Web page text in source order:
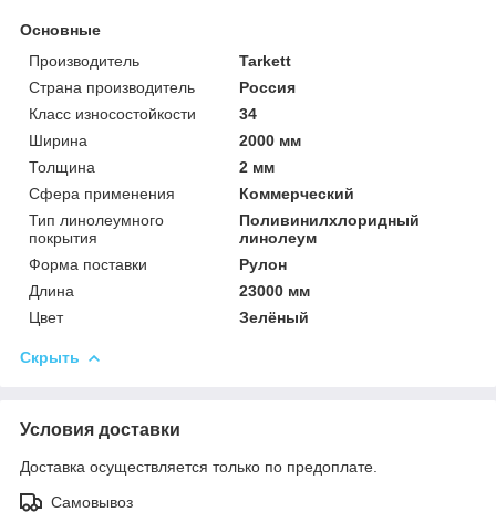
Основные
Производитель
Tarkett
Страна производитель
Россия
Класс износостойкости
34
Ширина
2000 мм
Толщина
2 мм
Сфера применения
Коммерческий
Тип линолеумного
покрытия
Поливинилхлоридный
линолеум
Форма поставки
Рулон
Длина
23000 мм
Цвет
Зелёный
Скрыть
Условия доставки
Доставка осуществляется только по предоплате.
Самовывоз